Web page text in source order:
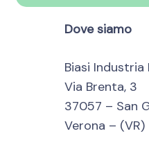
Dove siamo
Biasi Industria
Via Brenta, 3
37057 – San
Verona – (VR)